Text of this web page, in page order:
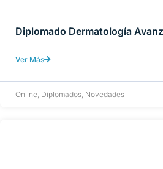
Diplomado Dermatología
Ver Más
Online, Diplomados, Novedades